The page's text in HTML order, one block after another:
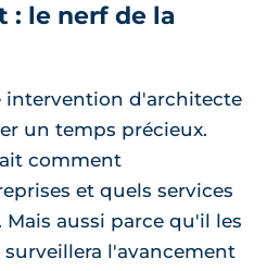
: le nerf de la
intervention d'architecte
un temps précieux.
comment
et quels services
aussi parce qu'il les
l'avancement